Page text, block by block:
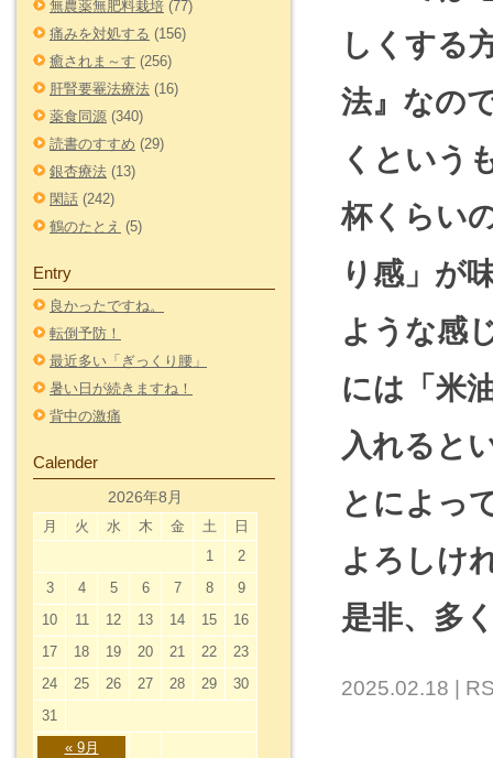
無農薬無肥料栽培 (77)
痛みを対処する (156)
癒されま～す (256)
肝腎要罨法療法 (16)
薬食同源 (340)
読書のすすめ (29)
銀杏療法 (13)
閑話 (242)
鶴のたとえ (5)
Entry
良かったですね。
転倒予防！
最近多い「ぎっくり腰」
暑い日が続きますね！
背中の激痛
Calender
2026年8月
月 火 水 木 金 土 日
« 9月
1
2
3
4 5 6 7 8
9
10
11 12 13 14 15
16
17
18 19 20 21 22
23
24
25 26 27 28 29
30
31
しくする
法』なの
くという
杯くらい
り感」が
ような感
には「米
入れると
とによっ
よろしけ
是非、多
2025.02.18 |